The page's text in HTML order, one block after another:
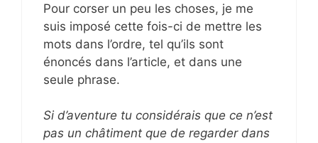
Pour corser un peu les choses, je me
suis imposé cette fois-ci de mettre les
mots dans l’ordre, tel qu’ils sont
énoncés dans l’article, et dans une
seule phrase.
Si d’aventure tu considérais que ce n’est
pas un châtiment que de regarder dans